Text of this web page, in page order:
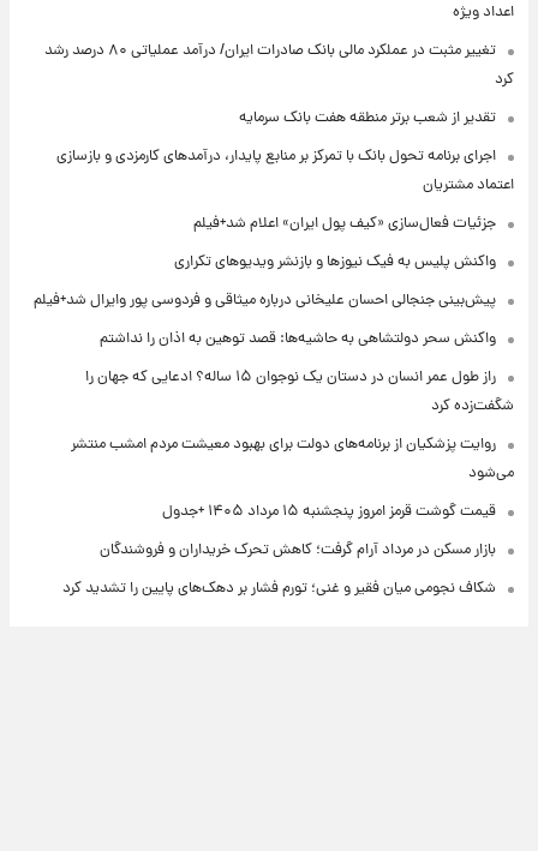
اعداد ویژه
تغییر مثبت در عملکرد مالی بانک صادرات ایران/ درآمد عملیاتی ۸۰ درصد رشد
کرد
تقدیر از شعب برتر منطقه هفت بانک سرمایه
اجرای برنامه تحول بانک با تمرکز بر منابع پایدار، درآمدهای کارمزدی و بازسازی
اعتماد مشتریان
جزئیات فعال‌سازی «کیف پول ایران» اعلام شد+فیلم
واکنش پلیس به فیک نیوزها و بازنشر ویدیوهای تکراری
پیش‌بینی جنجالی احسان علیخانی درباره میثاقی و فردوسی پور وایرال شد+فیلم
واکنش سحر دولتشاهی به حاشیه‌ها: قصد توهین به اذان را نداشتم
راز طول عمر انسان در دستان یک نوجوان ۱۵ ساله؟ ادعایی که جهان را
شگفت‌زده کرد
روایت پزشکیان از برنامه‌های دولت برای بهبود معیشت مردم امشب منتشر
می‌شود
قیمت گوشت قرمز امروز پنجشنبه ۱۵ مرداد ۱۴۰۵ +جدول
بازار مسکن در مرداد آرام گرفت؛ کاهش تحرک خریداران و فروشندگان
شکاف نجومی میان فقیر و غنی؛ تورم فشار بر دهک‌های پایین را تشدید کرد